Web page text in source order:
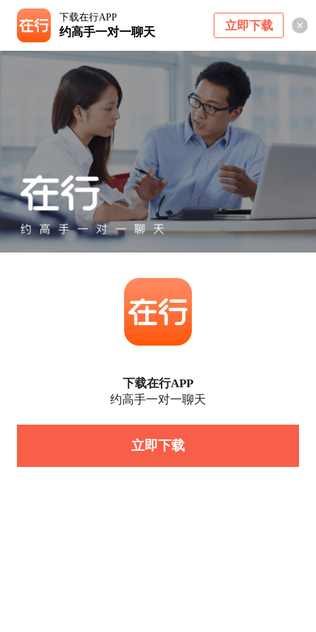
下载在行APP
约高手一对一聊天 立即下载
下载在行APP
约高手一对一聊天
立即下载